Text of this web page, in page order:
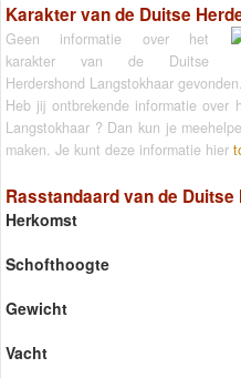
Karakter van de Duitse
Geen informatie over het
karakter van de Duitse
Herdershond Langstokhaar gevonden.
Heb jij ontbrekende informatie over
Langstokhaar ? Dan kun je
maken. Je kunt deze informatie hier
Rasstandaard van de
Herkomst
Schofthoogte
Gewicht
Vacht